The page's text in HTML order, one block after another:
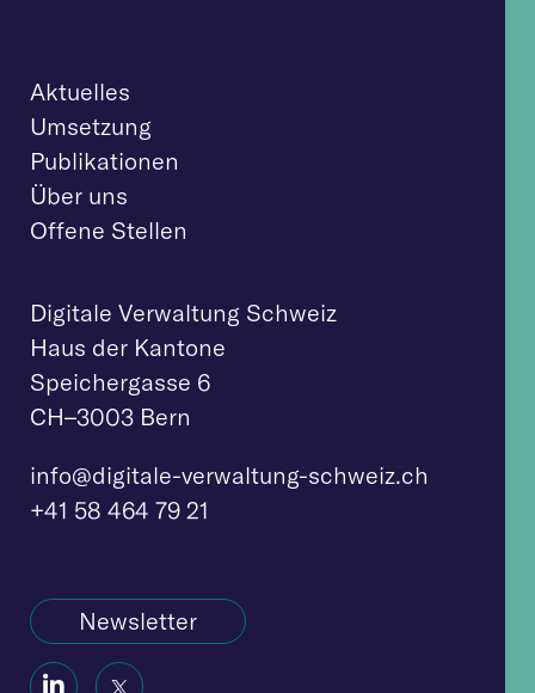
Aktuelles
Umsetzung
Publikationen
Über uns
Offene Stellen
Digitale Verwaltung Schweiz
Haus der Kantone
Speichergasse 6
CH–3003 Bern
info@digitale-verwaltung-schweiz.ch
+41 58 464 79 21
Newsletter
Social Social